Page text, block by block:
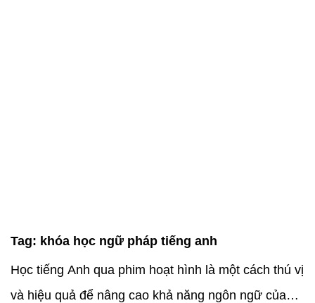
Tag: khóa học ngữ pháp tiếng anh
Học tiếng Anh qua phim hoạt hình là một cách thú vị
và hiệu quả để nâng cao khả năng ngôn ngữ của